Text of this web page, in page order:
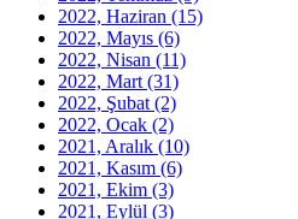
2022, Haziran (15)
2022, Mayıs (6)
2022, Nisan (11)
2022, Mart (31)
2022, Şubat (2)
2022, Ocak (2)
2021, Aralık (10)
2021, Kasım (6)
2021, Ekim (3)
2021, Eylül (3)